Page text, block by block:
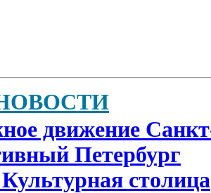
движение
Петербург
столица